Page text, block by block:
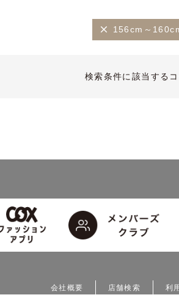
156cm～
検索条件に該当する
会社概要 店舗検索 利